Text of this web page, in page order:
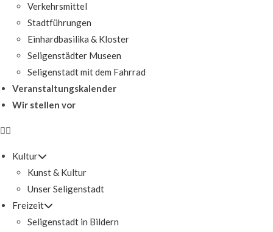
Verkehrsmittel
Stadtführungen
Einhardbasilika & Kloster
Seligenstädter Museen
Seligenstadt mit dem Fahrrad
Veranstaltungskalender
Wir stellen vor
Kultur
Kunst & Kultur
Unser Seligenstadt
Freizeit
Seligenstadt in Bildern